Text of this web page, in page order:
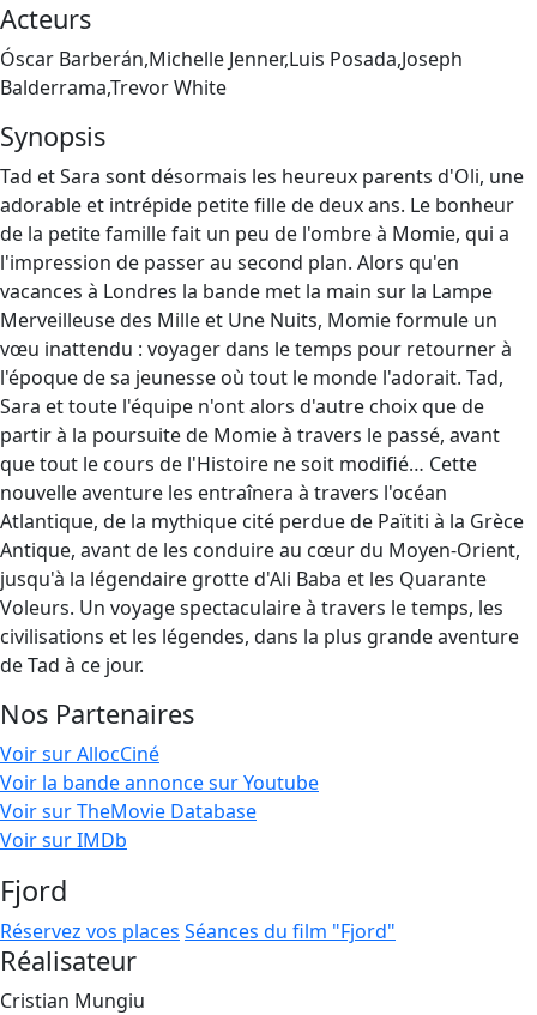
Acteurs
Óscar Barberán,Michelle Jenner,Luis Posada,Joseph
Balderrama,Trevor White
Synopsis
Tad et Sara sont désormais les heureux parents d'Oli, une
adorable et intrépide petite fille de deux ans. Le bonheur
de la petite famille fait un peu de l'ombre à Momie, qui a
l'impression de passer au second plan. Alors qu'en
vacances à Londres la bande met la main sur la Lampe
Merveilleuse des Mille et Une Nuits, Momie formule un
vœu inattendu : voyager dans le temps pour retourner à
l'époque de sa jeunesse où tout le monde l'adorait. Tad,
Sara et toute l'équipe n'ont alors d'autre choix que de
partir à la poursuite de Momie à travers le passé, avant
que tout le cours de l'Histoire ne soit modifié… Cette
nouvelle aventure les entraînera à travers l'océan
Atlantique, de la mythique cité perdue de Païtiti à la Grèce
Antique, avant de les conduire au cœur du Moyen-Orient,
jusqu'à la légendaire grotte d'Ali Baba et les Quarante
Voleurs. Un voyage spectaculaire à travers le temps, les
civilisations et les légendes, dans la plus grande aventure
de Tad à ce jour.
Nos Partenaires
Voir sur AllocCiné
Voir la bande annonce sur Youtube
Voir sur TheMovie Database
Voir sur IMDb
Fjord
Réservez vos places Séances du film "Fjord"
Réalisateur
Cristian Mungiu